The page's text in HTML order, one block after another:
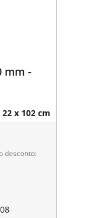
mm -
22 x 102 cm
desconto: